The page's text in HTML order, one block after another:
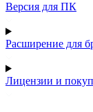
Версия для ПК
Расширение для
Лицензии и